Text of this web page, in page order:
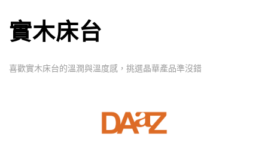
實木床台
喜歡實木床台的溫潤與溫度感，挑選晶華產品準沒錯